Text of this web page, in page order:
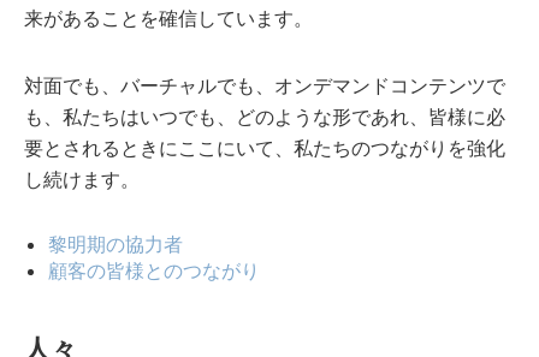
来があることを確信しています。
対面でも、バーチャルでも、オンデマンドコンテンツで
も、私たちはいつでも、どのような形であれ、皆様に必
要とされるときにここにいて、私たちのつながりを強化
し続けます。
黎明期の協力者
顧客の皆様とのつながり
人々